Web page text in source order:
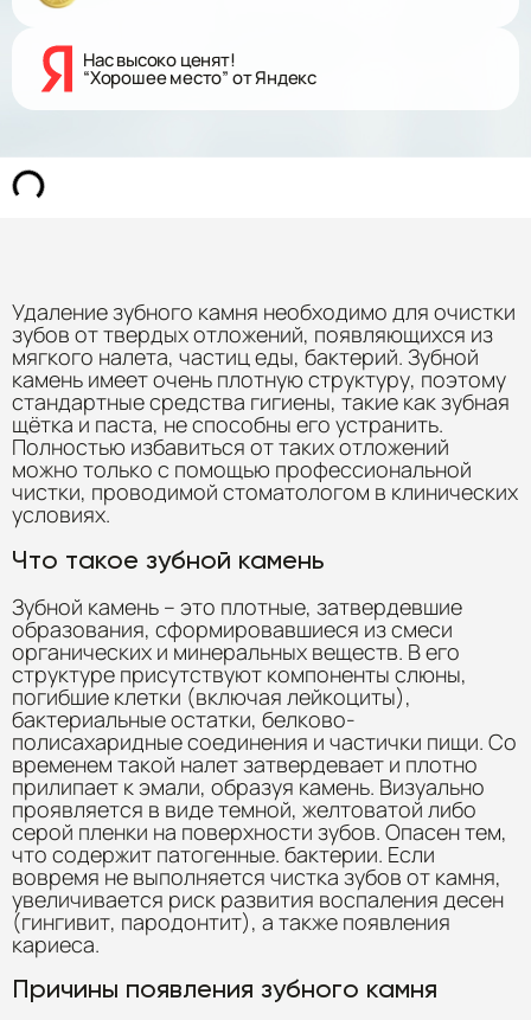
Нас высоко ценят!
“Хорошее место” от Яндекс
Удаление зубного камня необходимо для очистки
зубов от твердых отложений, появляющихся из
мягкого налета, частиц еды, бактерий. Зубной
камень имеет очень плотную структуру, поэтому
стандартные средства гигиены, такие как зубная
щётка и паста, не способны его устранить.
Полностью избавиться от таких отложений
можно только с помощью профессиональной
чистки, проводимой стоматологом в клинических
условиях.
Что такое зубной камень
Зубной камень – это плотные, затвердевшие
образования, сформировавшиеся из смеси
органических и минеральных веществ. В его
структуре присутствуют компоненты слюны,
погибшие клетки (включая лейкоциты),
бактериальные остатки, белково-
полисахаридные соединения и частички пищи. Со
временем такой налет затвердевает и плотно
прилипает к эмали, образуя камень. Визуально
проявляется в виде темной, желтоватой либо
серой пленки на поверхности зубов. Опасен тем,
что содержит патогенные. бактерии. Если
вовремя не выполняется чистка зубов от камня,
увеличивается риск развития воспаления десен
(гингивит, пародонтит), а также появления
кариеса.
Причины появления зубного камня